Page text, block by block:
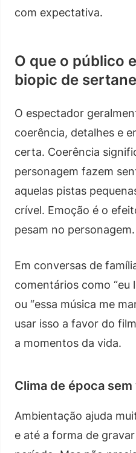
com expectativa.
O que o público
biopic de
O espectador
coerência, detalhes e
certa. Coerência
personagem fazem
aquelas pistas
crível. Emoção é o
pesam no personagem.
Em conversas de
comentários como “eu
ou “essa música me
usar isso a favor do
a momentos da vida.
Clima de época
Ambientação ajuda
e até a forma de